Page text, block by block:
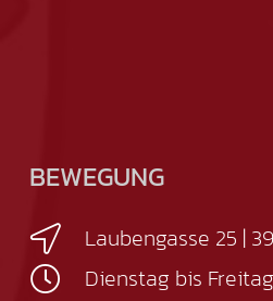
BEWEGUNG
Laubengasse 25 |
Dienstag bis